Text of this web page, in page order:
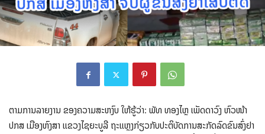
ຕາມການລາຍງານ ຂອງຄວາມສະຫງົບ ໃຫ້ຮູ້ວ່າ: ພັທ ທອງໄຫຼ ເພັດດາວົງ ຫົວໜ້າ
ປກສ ເມືອງຫົງສາ ແຂວງໄຊຍະບູລີ ຖະແຫຼງກ່ຽວກັບປະຕິບັດການສະກັດລົດຂົນສົ່ງຢາ